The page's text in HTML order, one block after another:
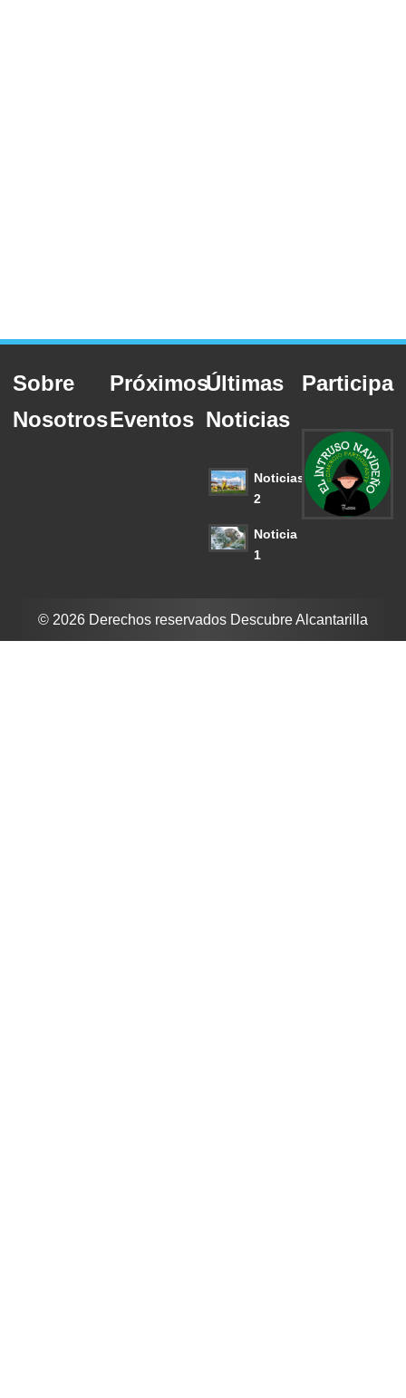
Sobre
Nosotros
Próximos
Eventos
Últimas
Noticias
Noticias
2
Noticia
1
Participa
© 2026 Derechos reservados Descubre Alcantarilla